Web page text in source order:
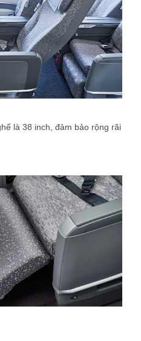
là 38 inch, đảm bảo rộng rãi